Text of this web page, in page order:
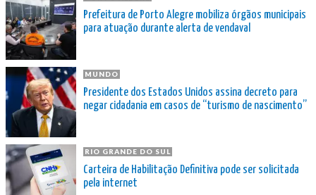
Prefeitura de Porto Alegre mobiliza órgãos municipais
para atuação durante alerta de vendaval
MUNDO
Presidente dos Estados Unidos assina decreto para
negar cidadania em casos de “turismo de nascimento”
RIO GRANDE DO SUL
Carteira de Habilitação Definitiva pode ser solicitada
pela internet